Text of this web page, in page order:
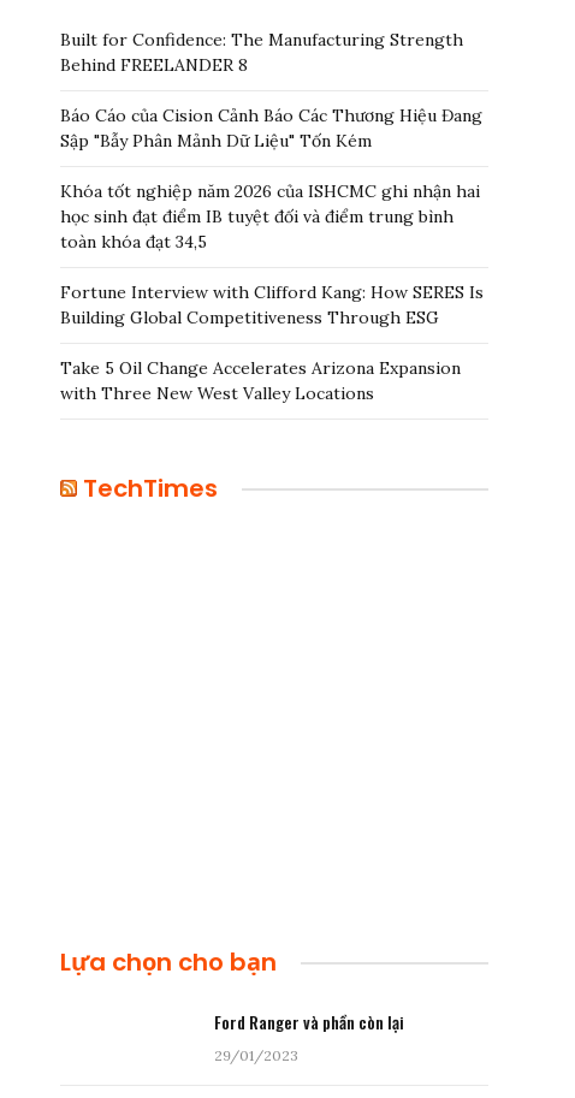
Built for Confidence: The Manufacturing Strength
Behind FREELANDER 8
Báo Cáo của Cision Cảnh Báo Các Thương Hiệu Đang
Sập "Bẫy Phân Mảnh Dữ Liệu" Tốn Kém
Khóa tốt nghiệp năm 2026 của ISHCMC ghi nhận hai
học sinh đạt điểm IB tuyệt đối và điểm trung bình
toàn khóa đạt 34,5
Fortune Interview with Clifford Kang: How SERES Is
Building Global Competitiveness Through ESG
Take 5 Oil Change Accelerates Arizona Expansion
with Three New West Valley Locations
TechTimes
Lựa chọn cho bạn
Ford Ranger và phần còn lại
29/01/2023